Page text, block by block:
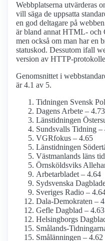
Webbplatserna utvärderas
vill säga de uppsatta
en god deltagare på
är bland annat HTML- och
men också om man har en
statuskod. Dessutom ifall
version av HTTP-
Genomsnittet i
är 4.1 av 5.
Tidningen Svensk
Dagens Arbete – 4.73
Länstidningen
Sundsvalls Tidning –
VGRfokus – 4.65
Länstidningen
Västmanlands läns
Örnsköldsviks
Arbetarbladet – 4.64
Sydsvenska
Sveriges Radio –
Dala-Demokraten –
Gefle Dagblad – 4.63
Helsingborgs
Smålands-
Smålänningen – 4.62